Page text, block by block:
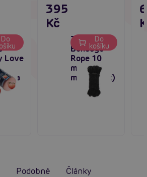
Love
Do
TABOOM
Bondage
Rope 10
meter / 7
mm (Black)
395
Kč
Do
košíku
Podobné Články